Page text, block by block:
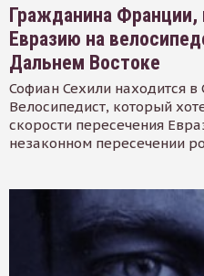
Гражданина Франции,
Евразию на
Дальнем Востоке
Софиан Сехили находится в
Велосипедист, который
скорости пересечения
незаконном пересечении